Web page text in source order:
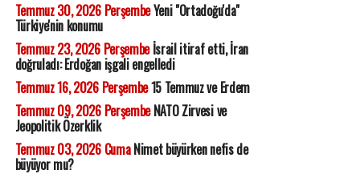
Temmuz 30, 2026 PerşembeYeni "Ortadoğu'da"
Türkiye'nin konumu
Temmuz 23, 2026 Perşembeİsrail itiraf etti, İran
doğruladı: Erdoğan işgali engelledi
Temmuz 16, 2026 Perşembe15 Temmuz ve Erdem
Temmuz 09, 2026 PerşembeNATO Zirvesi ve
Jeopolitik Özerklik
Temmuz 03, 2026 CumaNimet büyürken nefis de
büyüyor mu?